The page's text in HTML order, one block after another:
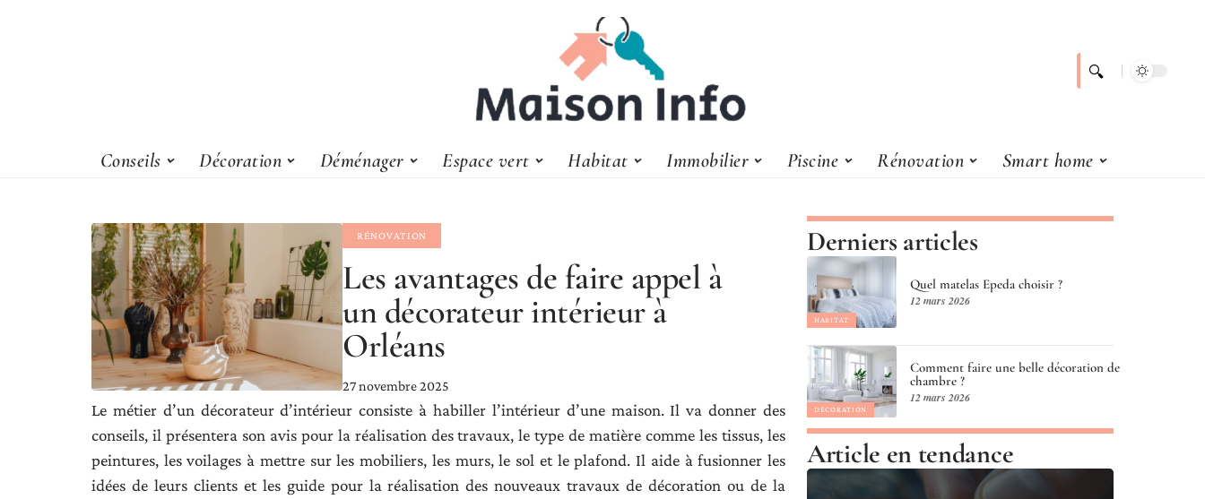
Conseils Décoration Déménager Espace vert Habitat Immobilier Piscine Rénovation Smart home
RÉNOVATION
Les avantages de faire appel à
un décorateur intérieur à
Orléans
27 novembre 2025
Le métier d’un décorateur d’intérieur consiste à habiller l’intérieur d’une maison. Il va donner des
conseils, il présentera son avis pour la réalisation des travaux, le type de matière comme les tissus, les
peintures, les voilages à mettre sur les mobiliers, les murs, le sol et le plafond. Il aide à fusionner les
idées de leurs clients et les guide pour la réalisation des nouveaux travaux de décoration ou de la
Derniers articles
HABITAT
Quel matelas Epeda choisir ?
12 mars 2026
DÉCORATION
Comment faire une belle décoration de
chambre ?
12 mars 2026
Article en tendance